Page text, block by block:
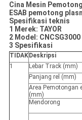
Cina Mesin
ESAB pemotong
Spesifikasi teknis
1 Merek: TAYOR
2 Model: CNCSG3000
3 Spesifikasi
TIDAK Deskripsi
1
Lebar Track (mm)
Panjang rel (mm)
Area Pemotongan
(mm)
Mendorong